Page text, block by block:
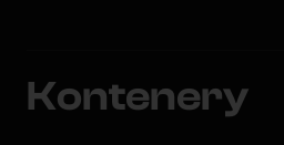
Kontenery